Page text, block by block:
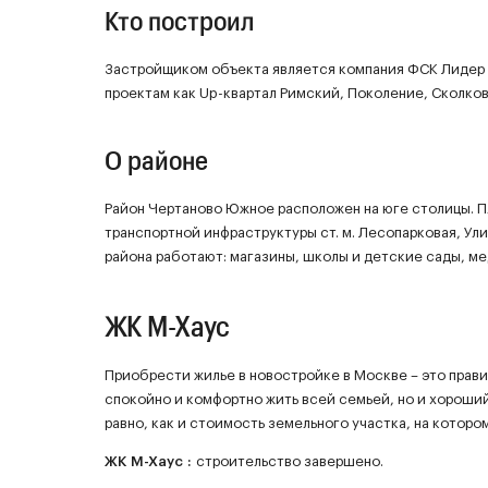
Кто построил
Застройщиком объекта является компания ФСК Лидер
проектам как Up-квартал Римский, Поколение,
О районе
Район Чертаново Южное расположен на юге столицы.
транспортной инфраструктуры ст. м. Лесопарковая,
района работают: магазины, школы и детские сады,
ЖК М-Хаус
Приобрести жилье в новостройке в Москве – это
спокойно и комфортно жить всей семьей, но и
равно, как и стоимость земельного участка, на
ЖК М-Хаус : строительство завершено.